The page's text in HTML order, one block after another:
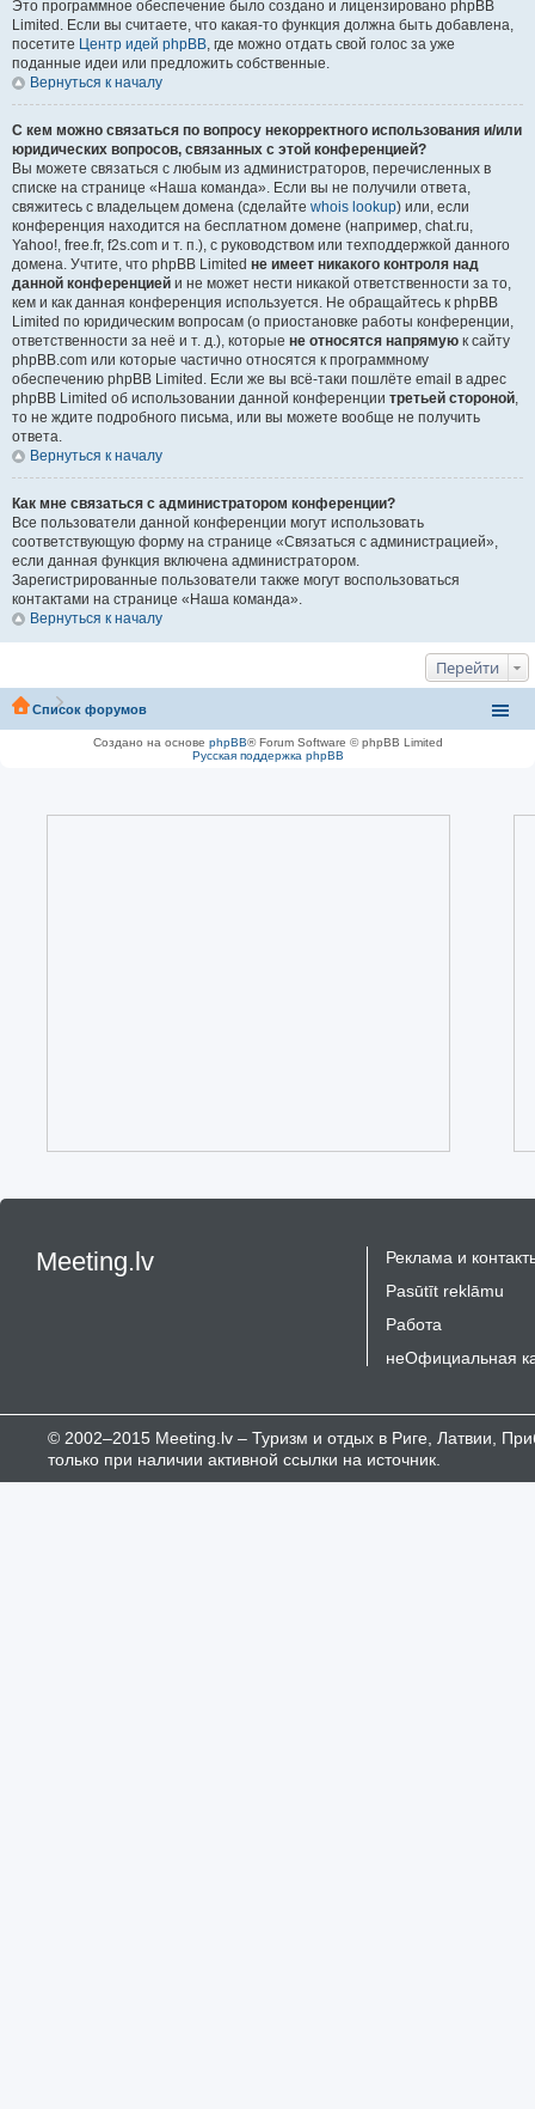
Это программное обеспечение было создано и лицензировано phpBB
Limited. Если вы считаете, что какая-то функция должна быть добавлена,
посетите Центр идей phpBB, где можно отдать свой голос за уже
поданные идеи или предложить собственные.
Вернуться к началу
С кем можно связаться по вопросу некорректного использования и/или
юридических вопросов, связанных с этой конференцией?
Вы можете связаться с любым из администраторов, перечисленных в
списке на странице «Наша команда». Если вы не получили ответа,
свяжитесь с владельцем домена (сделайте whois lookup) или, если
конференция находится на бесплатном домене (например, chat.ru,
Yahoo!, free.fr, f2s.com и т. п.), с руководством или техподдержкой данного
домена. Учтите, что phpBB Limited не имеет никакого контроля над
данной конференцией и не может нести никакой ответственности за то,
кем и как данная конференция используется. Не обращайтесь к phpBB
Limited по юридическим вопросам (о приостановке работы конференции,
ответственности за неё и т. д.), которые не относятся напрямую к сайту
phpBB.com или которые частично относятся к программному
обеспечению phpBB Limited. Если же вы всё-таки пошлёте email в адрес
phpBB Limited об использовании данной конференции третьей стороной,
то не ждите подробного письма, или вы можете вообще не получить
ответа.
Вернуться к началу
Как мне связаться с администратором конференции?
Все пользователи данной конференции могут использовать
соответствующую форму на странице «Связаться с администрацией»,
если данная функция включена администратором.
Зарегистрированные пользователи также могут воспользоваться
контактами на странице «Наша команда».
Вернуться к началу
Перейти
Список форумов
Создано на основе phpBB® Forum Software © phpBB Limited
Русская поддержка phpBB
Meeting.lv
Реклама и
Pasūtīt reklāmu
Работа
неОфициальная
© 2002–2015 Meeting.lv – Туризм и отдых в Риге, Латвии,
только при наличии активной ссылки на источник.